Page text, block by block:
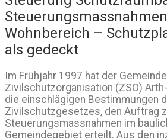
Wohnbereich –
als gedeckt
Im Frühjahr 1997 hat der
Zivilschutzorganisation (ZSO)
die einschlägigen Bestimmungen
Zivilschutzgesetzes, den Auftrag
Steuerungsmassnahmen im
Gemeindegebiet erteilt. Aus den